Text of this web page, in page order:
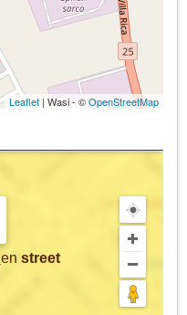
Leaflet | Wasi - ©OpenStreetMap
en street